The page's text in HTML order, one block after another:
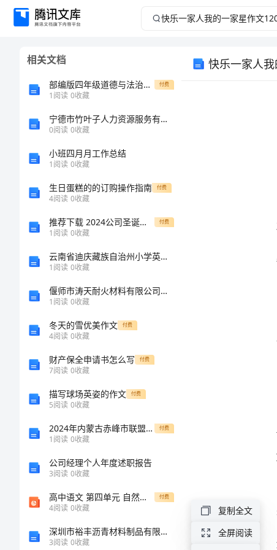
快
1200
相关文档
部编版四年级道德与法治上册期中考试及答案审定版 付费
1阅读 0收藏
宁德市竹叶子人力资源服务有限公司介绍企业发展分析报告
0阅读 0收藏
小班四月月工作总结
1阅读 0收藏
生日蛋糕的的订购操作指南 付费
4阅读 0收藏
推荐下载 2024公司圣诞晚会主持词 付费
1阅读 0收藏
云南省迪庆藏族自治州小学英语四年级上学期期末模拟试卷（无听力音频）
1阅读 0收藏
偃师市涛天耐火材料有限公司介绍企业发展分析报告
1阅读 0收藏
冬天的雪优美作文 付费
4阅读 0收藏
财产保全申请书怎么写 付费
7阅读 0收藏
描写球场英姿的作文 付费
5阅读 0收藏
2024年内蒙古赤峰市联盟学校八年级物理下学期期末学业水平测试模拟试题含解析 付费
1阅读 0收藏
公司经理个人年度述职报告
3阅读 0收藏
高中语文 第四单元 自然科学小论文 11 中国建筑的特征课件 新人教版必修5 付费
4阅读 0收藏
深圳市裕丰沥青材料制品有限公司介绍企业发展分析报告
3阅读 0收藏
快乐一家人
复制全文
全屏阅读